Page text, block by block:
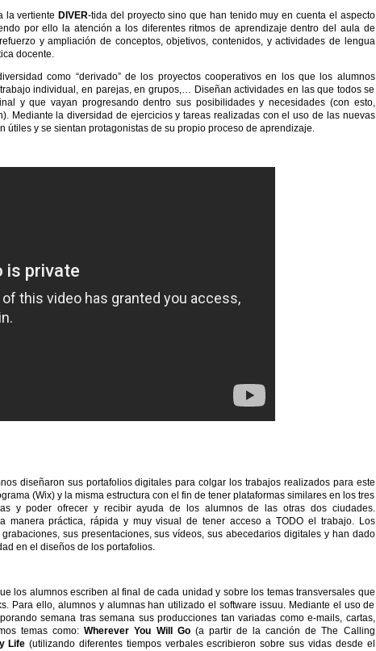
la vertiente DIVER-tida del proyecto sino que han tenido muy en cuenta el aspecto
por ello la atención a los diferentes ritmos de aprendizaje dentro del aula de
y ampliación de conceptos, objetivos, contenidos, y actividades de lengua
docente.
como “derivado” de los proyectos cooperativos en los que los alumnos
individual, en parejas, en grupos,… Diseñan actividades en las que todos se
y que vayan progresando dentro sus posibilidades y necesidades (con esto,
Mediante la diversidad de ejercicios y tareas realizadas con el uso de las nuevas
útiles y se sientan protagonistas de su propio proceso de aprendizaje.
diseñaron sus portafolios digitales para colgar los trabajos realizados para este
(Wix) y la misma estructura con el fin de tener plataformas similares en los tres
y poder ofrecer y recibir ayuda de los alumnos de las otras dos ciudades.
manera práctica, rápida y muy visual de tener acceso a TODO el trabajo. Los
sus presentaciones, sus vídeos, sus abecedarios digitales y han dado
en el diseños de los portafolios.
los alumnos escriben al final de cada unidad y sobre los temas transversales que
Para ello, alumnos y alumnas han utilizado el software issuu. Mediante el uso de
semana tras semana sus producciones tan variadas como e-mails, cartas,
temas como:Wherever You Will Go(a partir de la canción de The Calling
Life (utilizando diferentes tiempos verbales escribieron sobre sus vidas desde el